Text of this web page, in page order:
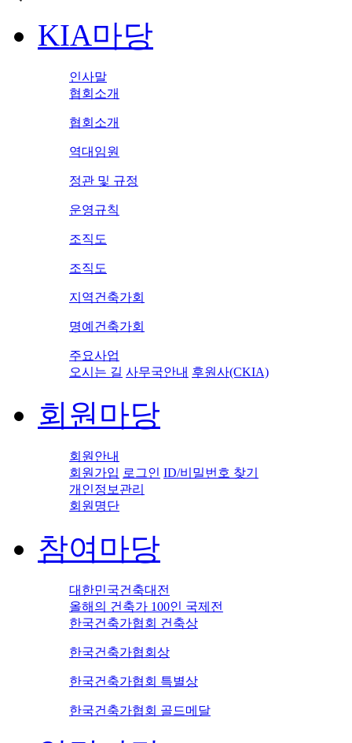
KIA마당
인사말
협회소개
협회소개
역대임원
정관 및 규정
운영규칙
조직도
조직도
지역건축가회
명예건축가회
주요사업
오시는 길 사무국안내 후원사(CKIA)
회원마당
회원안내
회원가입 로그인 ID/비밀번호 찾기
개인정보관리
회원명단
참여마당
대한민국건축대전
올해의 건축가 100인 국제전
한국건축가협회 건축상
한국건축가협회상
한국건축가협회 특별상
한국건축가협회 골드메달